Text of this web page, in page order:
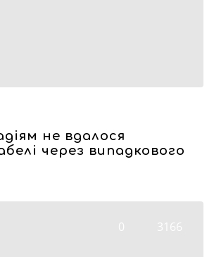
не вдалося
через випадкового
0 3166